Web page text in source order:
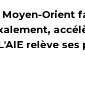
Orient
relève